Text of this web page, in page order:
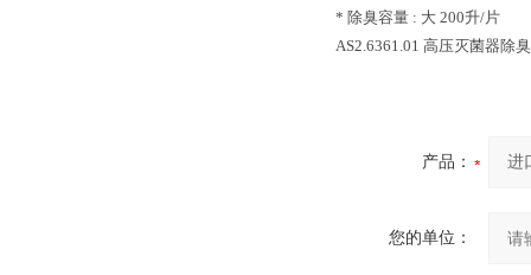
* 除臭容量 : 大 200升/片
AS2.6361.01 高压灭菌器除
产品：
您的单位：